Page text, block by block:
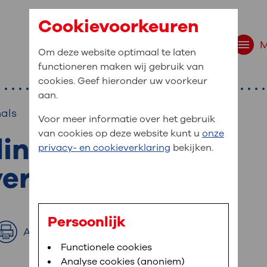
navigatie
bent u naar op
Bloedafname,MijnOLVG,Digitalisering
medische gegevens
In MijnOLVG kunt u uw medische
het u uitkomt. OLVG breidt MijnOLVG
tot
Afdrukken
Cookievoorkeuren
Om deze website optimaal te laten
functioneren maken wij gebruik van
cookies. Geef hieronder uw voorkeur
aan.
Voor meer informatie over het gebruik
van cookies op deze website kunt u onze
privacy- en cookieverklaring bekijken.
Persoonlijk
Functionele cookies
Analyse cookies (anoniem)